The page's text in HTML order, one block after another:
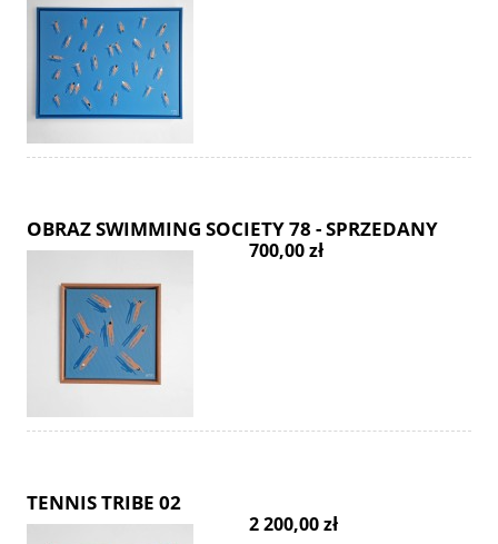
OBRAZ SWIMMING SOCIETY 78 - SPRZEDANY
700,00 zł
TENNIS TRIBE 02
2 200,00 zł